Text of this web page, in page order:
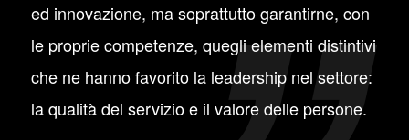
ed innovazione, ma soprattutto garantirne, con
le proprie competenze, quegli elementi distintivi
che ne hanno favorito la leadership nel settore:
la qualità del servizio e il valore delle persone.